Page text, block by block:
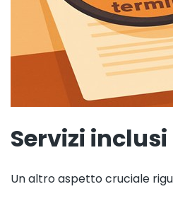
Servizi
Un altro aspetto cruciale